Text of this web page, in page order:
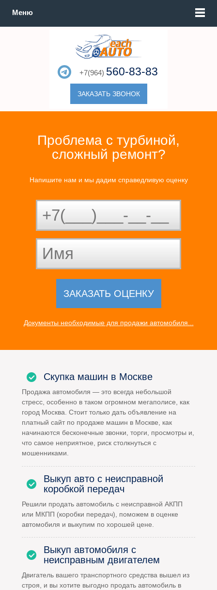
+7(964) 560-83-83
ЗАКАЗАТЬ ЗВОНОК
Меню
Проблема с турбиной,
сложный ремонт?
Напишите нам и мы дадим справедливую оценку
Документы необходимые для продажи автомобиля...
Скупка машин в Москве
Продажа автомобиля — это всегда небольшой
стресс, особенно в таком огромном мегаполисе, как
город Москва. Стоит только дать объявление на
платный сайт по продаже машин в Москве, как
начинаются бесконечные звонки, торги, просмотры и,
что самое неприятное, риск столкнуться с
мошенниками.
Выкуп авто с неисправной
коробкой передач
Решили продать автомобиль с неисправной АКПП
или МКПП (коробки передач), поможем в оценке
автомобиля и выкупим по хорошей цене.
Выкуп автомобиля с
неисправным двигателем
Двигатель вашего транспортного средства вышел из
строя, и вы хотите выгодно продать автомобиль в